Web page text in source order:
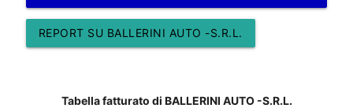
REPORT SU BALLERINI AUTO -S.R.L.
Tabella fatturato di BALLERINI AUTO -S.R.L.